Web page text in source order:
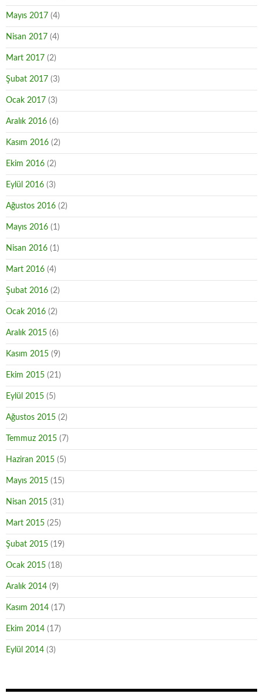
Mayıs 2017 (4)
Nisan 2017 (4)
Mart 2017 (2)
Şubat 2017 (3)
Ocak 2017 (3)
Aralık 2016 (6)
Kasım 2016 (2)
Ekim 2016 (2)
Eylül 2016 (3)
Ağustos 2016 (2)
Mayıs 2016 (1)
Nisan 2016 (1)
Mart 2016 (4)
Şubat 2016 (2)
Ocak 2016 (2)
Aralık 2015 (6)
Kasım 2015 (9)
Ekim 2015 (21)
Eylül 2015 (5)
Ağustos 2015 (2)
Temmuz 2015 (7)
Haziran 2015 (5)
Mayıs 2015 (15)
Nisan 2015 (31)
Mart 2015 (25)
Şubat 2015 (19)
Ocak 2015 (18)
Aralık 2014 (9)
Kasım 2014 (17)
Ekim 2014 (17)
Eylül 2014 (3)